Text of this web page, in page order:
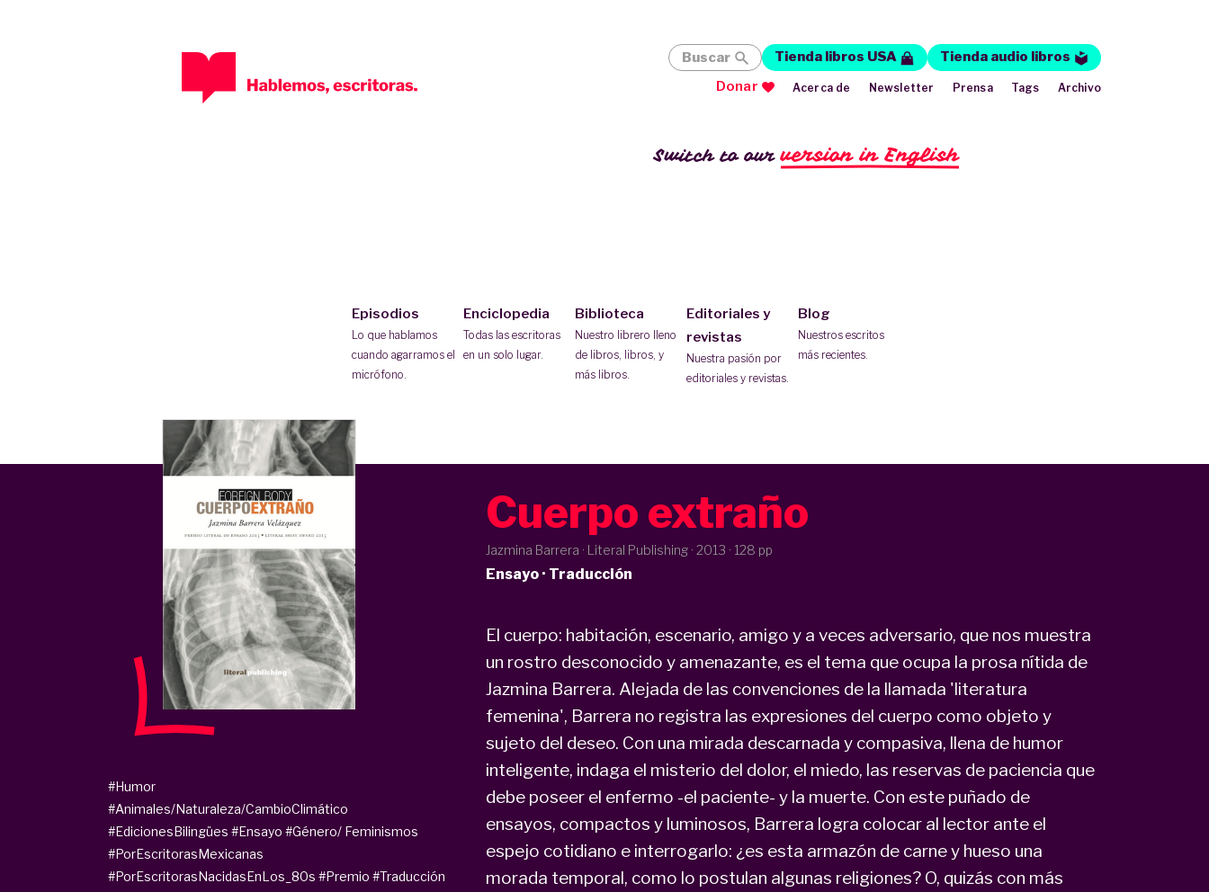
Switch to ourversion in English
Episodios
Lo que hablamos
cuando agarramos el
micrófono.
Enciclopedia
Todas las escritoras
en un solo lugar.
Biblioteca
Nuestro librero lleno
de libros, libros, y
más libros.
Editoriales y
revistas
Nuestra pasión por
editoriales y revistas.
Blog
Nuestros escritos
más recientes.
Buscar Tienda libros USA
Tienda audio libros
Donar
Acerca de Newsletter Prensa Tags Archivo
Cuerpo extraño
Jazmina Barrera · Literal Publishing · 2013 · 128 pp
Ensayo · Traducción
El cuerpo: habitación, escenario, amigo y a veces adversario, que nos muestra
un rostro desconocido y amenazante, es el tema que ocupa la prosa nítida de
Jazmina Barrera. Alejada de las convenciones de la llamada 'literatura
femenina', Barrera no registra las expresiones del cuerpo como objeto y
sujeto del deseo. Con una mirada descarnada y compasiva, llena de humor
inteligente, indaga el misterio del dolor, el miedo, las reservas de paciencia que
debe poseer el enfermo -el paciente- y la muerte. Con este puñado de
ensayos, compactos y luminosos, Barrera logra colocar al lector ante el
espejo cotidiano e interrogarlo: ¿es esta armazón de carne y hueso una
morada temporal, como lo postulan algunas religiones? O, quizás con más
#Humor
#Animales/Naturaleza/CambioClimático
#EdicionesBilingües #Ensayo #Género/ Feminismos
#PorEscritorasMexicanas
#PorEscritorasNacidasEnLos_80s #Premio #Traducción